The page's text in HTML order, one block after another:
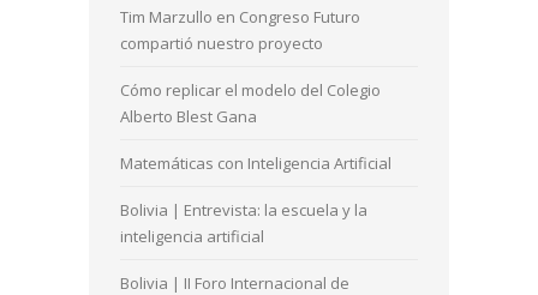
Tim Marzullo en Congreso Futuro
compartió nuestro proyecto
Cómo replicar el modelo del Colegio
Alberto Blest Gana
Matemáticas con Inteligencia Artificial
Bolivia | Entrevista: la escuela y la
inteligencia artificial
Bolivia | II Foro Internacional de